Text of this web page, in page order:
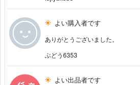
よい購入者です
ありがとうございました。
ぶどう6353
よい出品者です